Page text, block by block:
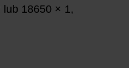
18650 × 1,